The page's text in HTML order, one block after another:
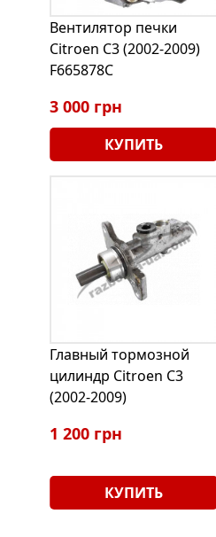
Вентилятор печки
Citroen C3 (2002-2009)
F665878C
3 000 грн
КУПИТЬ
Главный тормозной
цилиндр Citroen C3
(2002-2009)
1 200 грн
КУПИТЬ